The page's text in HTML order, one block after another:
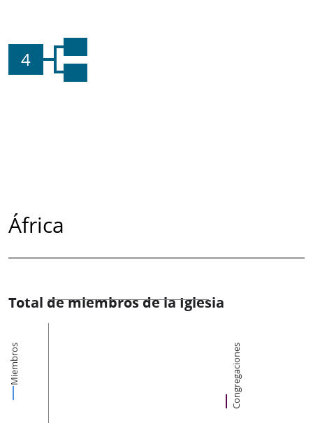
4
África
Total de miembros de la Iglesia
Miembros Congregaciones